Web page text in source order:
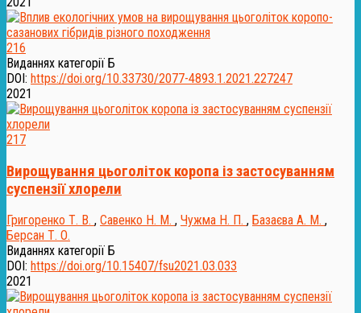
216
Виданнях категорії Б
DOI: https://doi.org/10.33730/2077-4893.1.2021.227247
2021
217
Вирощування цьоголіток коропа із застосуванням
суспензії хлорели
Григоренко Т. В. , Савенко Н. М. , Чужма Н. П. , Базаєва А. М. ,
Берсан Т. О.
Виданнях категорії Б
DOI: https://doi.org/10.15407/fsu2021.03.033
2021